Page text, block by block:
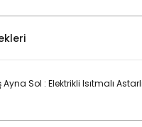
Ayna Sol : Elektrikli